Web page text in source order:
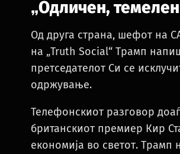
„Одличен,
Од друга страна, шефот на
на „Truth Social“ Трамп
претседателот Си се
одржување.
Телефонскиот разговор
британскиот премиер Кир
економија во светот. Трамп